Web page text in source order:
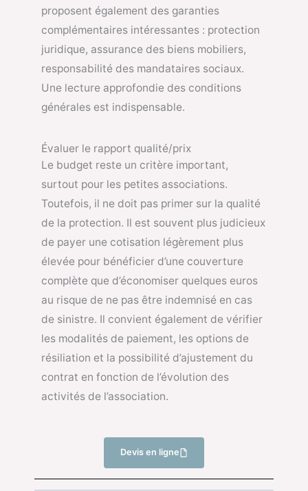
proposent également des garanties
complémentaires intéressantes : protection
juridique, assurance des biens mobiliers,
responsabilité des mandataires sociaux.
Une lecture approfondie des conditions
générales est indispensable.
Évaluer le rapport qualité/prix
Le budget reste un critère important,
surtout pour les petites associations.
Toutefois, il ne doit pas primer sur la qualité
de la protection. Il est souvent plus judicieux
de payer une cotisation légèrement plus
élevée pour bénéficier d’une couverture
complète que d’économiser quelques euros
au risque de ne pas être indemnisé en cas
de sinistre. Il convient également de vérifier
les modalités de paiement, les options de
résiliation et la possibilité d’ajustement du
contrat en fonction de l’évolution des
activités de l’association.
Devis en ligne